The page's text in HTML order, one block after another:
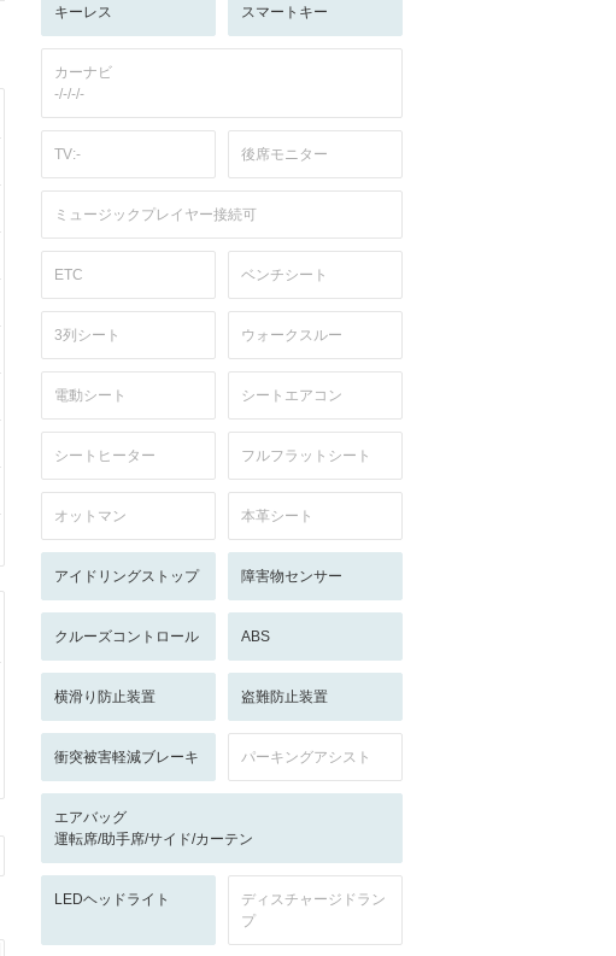
キーレス スマートキー
カーナビ
-/-/-/-
TV:- 後席モニター
ミュージックプレイヤー接続可
ETC ベンチシート
3列シート ウォークスルー
電動シート シートエアコン
シートヒーター フルフラットシート
オットマン 本革シート
アイドリングストップ 障害物センサー
クルーズコントロール ABS
横滑り防止装置 盗難防止装置
衝突被害軽減ブレーキ パーキングアシスト
エアバッグ
運転席/助手席/サイド/カーテン
LEDヘッドライト
ディスチャージドラン
プ